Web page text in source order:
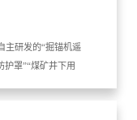
主研发的“掘锚机遥
护罩”“煤矿井下用